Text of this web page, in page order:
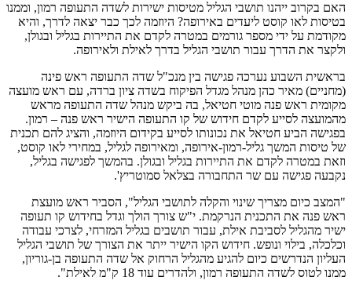
האם בקרוב ייהנו תושבי הגליל מטיסות ישירות לשדה התעופה רמון, וממנו
בטיסות לאו קוסט ליעדים באירופה? היוזמה לכך כבר יצאה לדרך, והיא
מקודמת על ידי מספר גורמים במטרה לקדם את התיירות בגליל ובגולן,
ולקצר את הדרך עבור תושבי הגליל בדרך לאילת ולאירופה.
בראשית השבוע נערכה פגישה בין מנכ"ל שדה התעופה ראש פינה
(מחניים) מאיר כהן מנהל מגדל הפיקוח בשדה ציון ברדה, עם ראש מועצה
מקומית ראש פנה מוטי חטיאל, בה ביקש מנהל שדה התעופה מראש
מהמועצה לסייע לקדם חידוש של קו התעופה הישיר ראש פנה – רמון.
בפגישה הביע חטיאל את נכונותו לסייע בקידום היוזמה, והציג להם תכנית
של טיסות המשך גליל-רמון-אירופה, ומאירופה לגליל, במחירי לאו קוסט,
וזאת במטרה לקדם את התיירות בגליל ובגולן. בהמשך לפגישה בגליל,
נקבעה פגישה עם שר התחבורה בצלאל סמוטריץ'.
"המצב כיום מצריך שינוי והקלה לתושבי הגליל", הסביר ראש מועצת
ראש פנה את התכנית הנרקמת. י"ש צורך הולך וגדל בחידוש קו תעופה
ישיר מהגליל לסביבת אילת, עבור תושבים בגליל המזרחי, לצרכי עבודה
וכלכלה, בילוי ונופש. חידוש הקו הישיר ייתר את הצורך של תושבי הגליל
העליון הנדרשים כיום להגיע מהגליל הרחוק אל שדה התעופה בן-גוריון,
ממנו לטוס לשדה התעופה רמון, ולהדרים עוד 18 ק"מ לאילת".